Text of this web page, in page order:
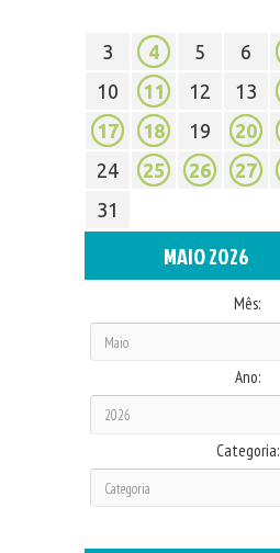
3
4 5 6
10
11 12 13
17
18 19 20
24
25 26 27
31
MAIO 2026
Mês:
Ano:
Categoria: